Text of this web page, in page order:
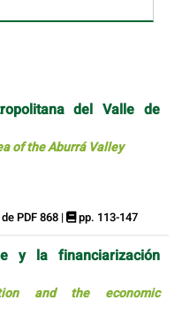
del Valle de
of the Aburrá Valley
PDF 868 | pp. 113-147
y la financiarización
and the economic